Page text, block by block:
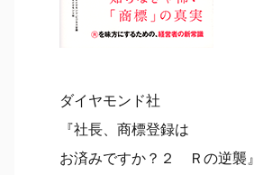
ダイヤモンド社
『社長、商標登録は
お済みですか？２ Ｒの逆襲』